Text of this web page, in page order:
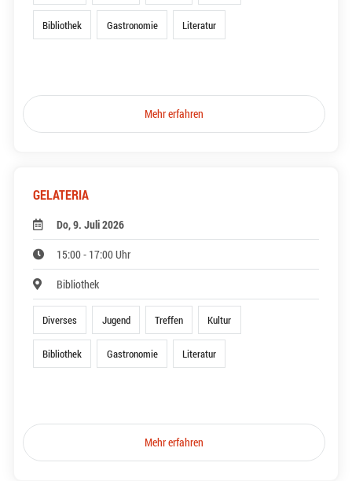
Bibliothek Gastronomie Literatur
Mehr erfahren
GELATERIA
Do, 9. Juli 2026
15:00 - 17:00 Uhr
Bibliothek
Diverses Jugend Treffen Kultur
Bibliothek Gastronomie Literatur
Mehr erfahren